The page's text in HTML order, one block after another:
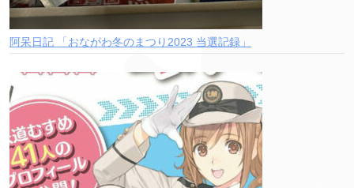
阿呆日記 「おながわ冬のまつり2023 当選記録」